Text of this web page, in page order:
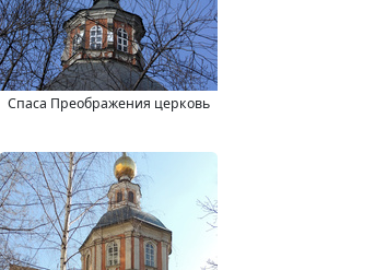
Спаса Преображения церковь